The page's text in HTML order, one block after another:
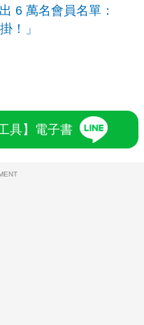
6 萬名會員名單：
！」
具】電子書